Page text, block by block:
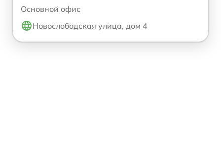
Основной офис
Новослободская улица, дом 4